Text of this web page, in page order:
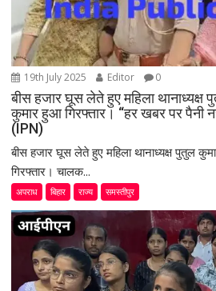
19th July 2025 Editor 0
बीस हजार घूस लेते हुए महिला थानाध्यक्ष
कुमार हुआ गिरफ्तार। “हर खबर पर पैनी
(IPN)
बीस हजार घूस लेते हुए महिला थानाध्यक्ष पुतुल
गिरफ्तार। चालक...
अपराध बिहार राज्य समस्तीपुर